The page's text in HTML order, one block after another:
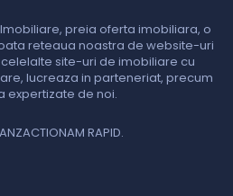
preia oferta imobiliara, o
reteaua noastra de website-uri
site-uri de imobiliare cu
lucreaza in parteneriat, precum
expertizate de noi.
RAPID.